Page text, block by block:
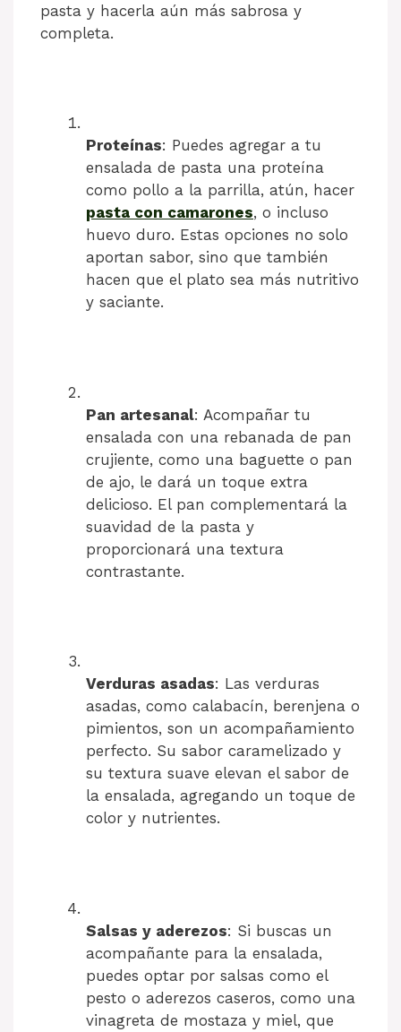
pasta y hacerla aún más sabrosa y
completa.
Proteínas: Puedes agregar a tu
ensalada de pasta una proteína
como pollo a la parrilla, atún, hacer
pasta con camarones, o incluso
huevo duro. Estas opciones no solo
aportan sabor, sino que también
hacen que el plato sea más nutritivo
y saciante.
Pan artesanal: Acompañar tu
ensalada con una rebanada de pan
crujiente, como una baguette o pan
de ajo, le dará un toque extra
delicioso. El pan complementará la
suavidad de la pasta y
proporcionará una textura
contrastante.
Verduras asadas: Las verduras
asadas, como calabacín, berenjena o
pimientos, son un acompañamiento
perfecto. Su sabor caramelizado y
su textura suave elevan el sabor de
la ensalada, agregando un toque de
color y nutrientes.
Salsas y aderezos: Si buscas un
acompañante para la ensalada,
puedes optar por salsas como el
pesto o aderezos caseros, como una
vinagreta de mostaza y miel, que